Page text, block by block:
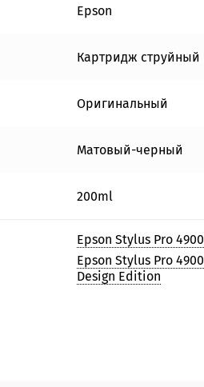
Epson
Картридж струйный
Оригинальный
Матовый-черный
200ml
Epson Stylus Pro 4900
Epson Stylus Pro 4900
Design Edition